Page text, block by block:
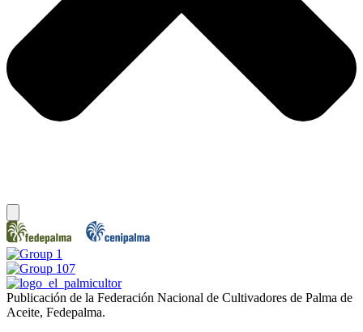
Publicación de la Federación Nacional de Cultivadores de Palma de
Aceite, Fedepalma.